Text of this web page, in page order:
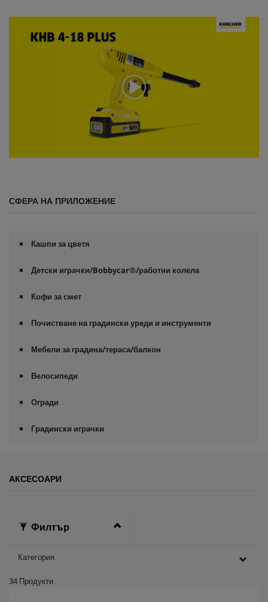
o
СФЕРА НА ПРИЛОЖЕНИЕ
Кашпи за цветя
Детски играчки/Bobbycar®/работни колела
Кофи за смет
Почистване на градински уреди и инструменти
Мебели за градина/тераса/балкон
Велосипеди
Огради
Градински играчки
АКСЕСОАРИ
Филтър
Категория
34 Продукти